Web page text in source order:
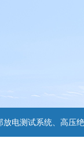
放电测试系统、高压